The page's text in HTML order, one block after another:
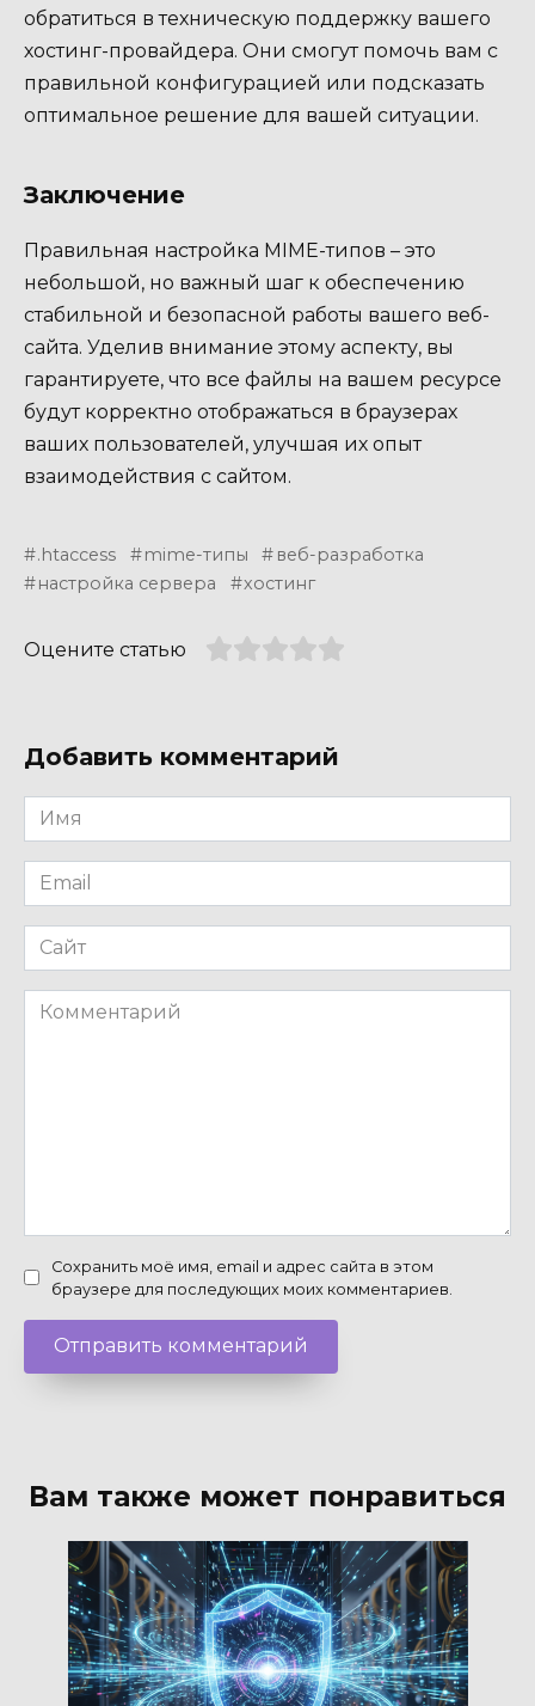
обратиться в техническую поддержку вашего
хостинг-провайдера. Они смогут помочь вам с
правильной конфигурацией или подсказать
оптимальное решение для вашей ситуации.
Заключение
Правильная настройка MIME-типов – это
небольшой, но важный шаг к обеспечению
стабильной и безопасной работы вашего веб-
сайта. Уделив внимание этому аспекту, вы
гарантируете, что все файлы на вашем ресурсе
будут корректно отображаться в браузерах
ваших пользователей, улучшая их опыт
взаимодействия с сайтом.
.htaccess mime-типы
веб-разработка
настройка сервера
хостинг
Оцените статью
Добавить комментарий
Имя
*
Email
*
Сайт
Комментарий
Сохранить моё имя, email и адрес сайта в этом
браузере для последующих моих комментариев.
Вам также может понравиться